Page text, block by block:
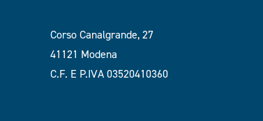
Corso Canalgrande, 27
41121 Modena
C.F. E P.IVA 03520410360